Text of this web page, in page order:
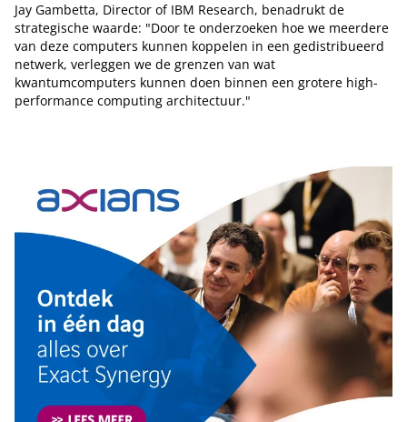
Jay Gambetta, Director of IBM Research, benadrukt de
strategische waarde: "Door te onderzoeken hoe we meerdere
van deze computers kunnen koppelen in een gedistribueerd
netwerk, verleggen we de grenzen van wat
kwantumcomputers kunnen doen binnen een grotere high-
performance computing architectuur."